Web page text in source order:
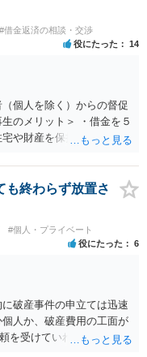
#借金返済の相談・交渉
役にたった 14
個人を除く）からの督促
のメリット＞ ・借金を５
や財産を保持できる（た
産のメリット＞ ・税金等
なる。 【②の回答】 ・個
いわゆるブラックリス
ほどは新たに借金をする
る際，保証会社の審査も
必要がある場合がありま
りません。 ・個人再生・
以上，事業継続は難しい
新たに事業を行うことは
で手続きを進める際に官
れる可能性はゼロではあ
とんどいないと思われる
も終わらず放置さ
#個人・プライベート
役にたった 6
破産事件の申立ては迅速
人か、破産費用の工面が
を受けていれば責任が発